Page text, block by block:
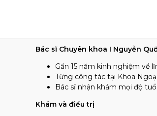
Bác sĩ Chuyên khoa I Nguyễn
Gần 15 năm kinh nghiệm về
Từng công tác tại Khoa
Bác sĩ nhận khám mọi độ tuổi
Khám và điều trị